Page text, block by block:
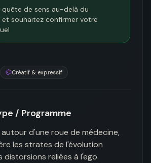
quête de sens au-delà du
et souhaitez confirmer votre
Créatif & expressif
/ Programme
d'une roue de médecine,
les strates de l'évolution
distorsions reliées à l'ego.